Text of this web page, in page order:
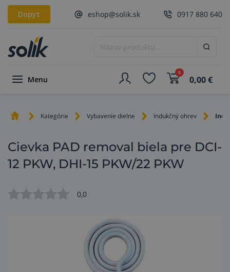
Dopyt eshop@solik.sk 0917 880 640
Menu
0
0,00€
Kategórie Vybavenie dielne Indukčný ohrev
Cievka PAD removal biela pre DCI-
12 PKW, DHI-15 PKW/22 PKW
0,0